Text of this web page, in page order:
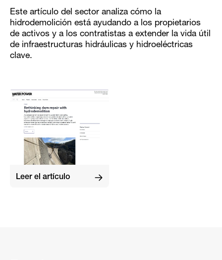
Este artículo del sector analiza cómo la
hidrodemolición está ayudando a los propietarios
de activos y a los contratistas a extender la vida útil
de infraestructuras hidráulicas y hidroeléctricas
clave.
Leer el artículo